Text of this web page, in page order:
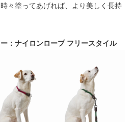
々塗ってあげれば、より美しく長持
：ナイロンロープ フリースタイル